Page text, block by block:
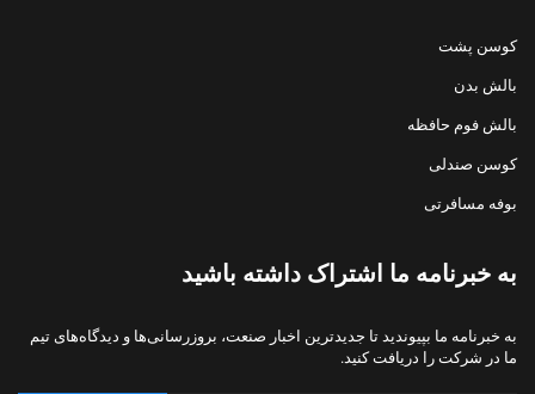
کوسن پشت
بالش بدن
بالش فوم حافظه
کوسن صندلی
بوفه مسافرتی
به خبرنامه ما اشتراک داشته باشید
به خبرنامه ما بپیوندید تا جدیدترین اخبار صنعت، بروزرسانی‌ها و دیدگاه‌های تیم
ما در شرکت را دریافت کنید.